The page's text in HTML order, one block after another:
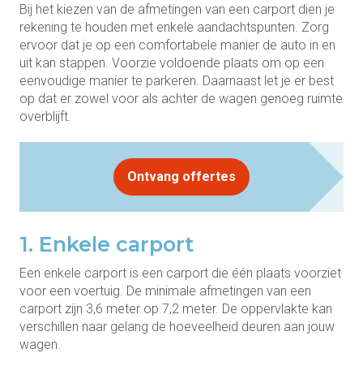
Bij het kiezen van de afmetingen van een carport dien je
rekening te houden met enkele aandachtspunten. Zorg
ervoor dat je op een comfortabele manier de auto in en
uit kan stappen. Voorzie voldoende plaats om op een
eenvoudige manier te parkeren. Daarnaast let je er best
op dat er zowel voor als achter de wagen genoeg ruimte
overblijft.
Ontvang offertes
1. Enkele carport
Een enkele carport is een carport die één plaats voorziet
voor een voertuig. De minimale afmetingen van een
carport zijn 3,6 meter op 7,2 meter. De oppervlakte kan
verschillen naar gelang de hoeveelheid deuren aan jouw
wagen.